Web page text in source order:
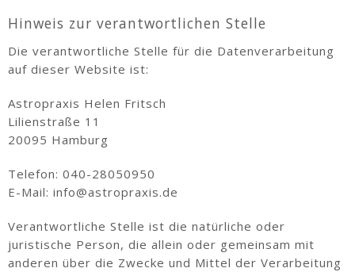
Hinweis zur verantwortlichen Stelle
Die verantwortliche Stelle für die Datenverarbeitung
auf dieser Website ist:
Astropraxis Helen Fritsch
Lilienstraße 11
20095 Hamburg
Telefon: 040-28050950
E-Mail: info@astropraxis.de
Verantwortliche Stelle ist die natürliche oder
juristische Person, die allein oder gemeinsam mit
anderen über die Zwecke und Mittel der Verarbeitung